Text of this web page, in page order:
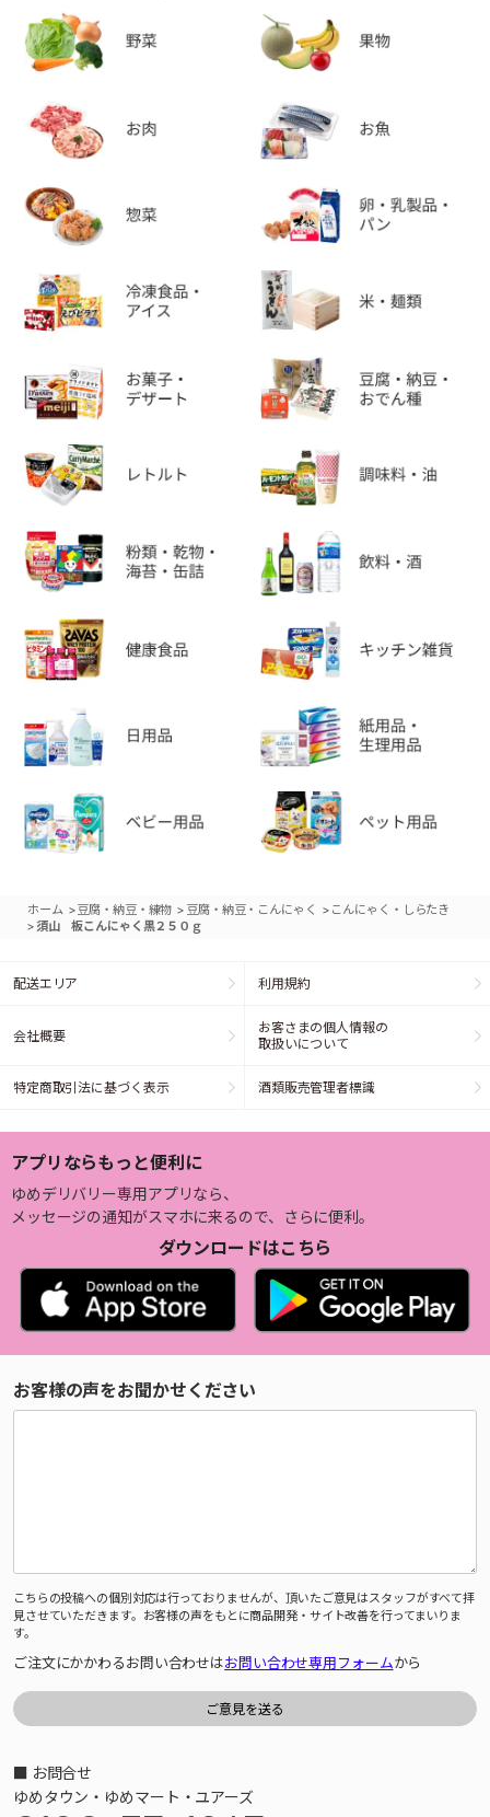
ホーム >豆腐・納豆・練物 > 豆腐・納豆・こんにゃく > こんにゃく・しらたき
> 須山 板こんにゃく黒２５０ｇ
配送エリア 利用規約
会社概要
お客さまの個人情報の
取扱いについて
特定商取引法に基づく表示 酒類販売管理者標識
アプリならもっと便利に
ゆめデリバリー専用アプリなら、
メッセージの通知がスマホに来るので、さらに便利。
ダウンロードはこちら
お客様の声をお聞かせください
こちらの投稿への個別対応は行っておりませんが、頂いたご意見はスタッフがすべて拝
見させていただきます。お客様の声をもとに商品開発・サイト改善を行ってまいりま
す。
ご注文にかかわるお問い合わせはお問い合わせ専用フォームから
■ お問合せ
ゆめタウン・ゆめマート・ユアーズ